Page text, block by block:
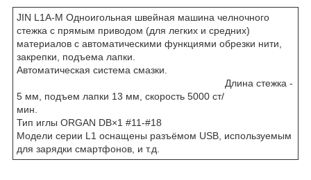
JIN L1A-M Одноигольная швейная машина челночного
стежка с прямым приводом (для легких и средних)
материалов с автоматическими функциями обрезки нити,
закрепки, подъема лапки.
Автоматическая система смазки.
Длина стежка -
5 мм, подъем лапки 13 мм, скорость 5000 ст/
мин.
Тип иглы ORGAN DB×1 #11-#18
Модели серии L1 оснащены разъёмом USB, используемым
для зарядки смартфонов, и т.д.